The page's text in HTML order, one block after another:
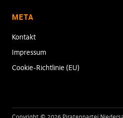
META
Kontakt
Impressum
Cookie-Richtlinie (EU)